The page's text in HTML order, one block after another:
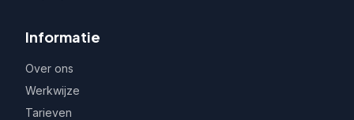
Informatie
Over ons
Werkwijze
Tarieven